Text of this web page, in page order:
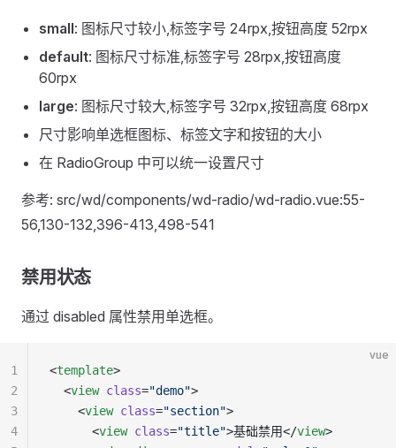
small: 图标尺寸较小,标签字号 24rpx,按钮高度 52rpx
default: 图标尺寸标准,标签字号 28rpx,按钮高度
60rpx
large: 图标尺寸较大,标签字号 32rpx,按钮高度 68rpx
尺寸影响单选框图标、标签文字和按钮的大小
在 RadioGroup 中可以统一设置尺寸
参考: src/wd/components/wd-radio/wd-radio.vue:55-
56,130-132,396-413,498-541
禁用状态
通过 disabled 属性禁用单选框。
vue
<template>
  <
view class="demo">
    <
view class="section">
      <
view class="title">基础禁用</view>
1
2
3
4